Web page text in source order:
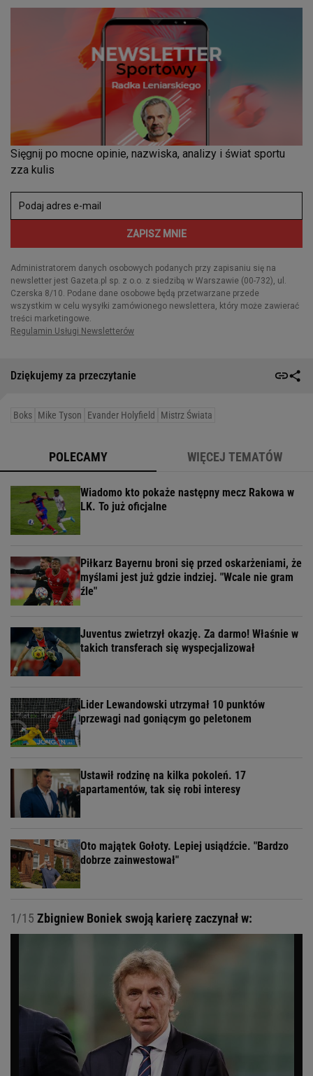
Dziękujemy za przeczytanie
Boks Mike Tyson Evander Holyfield Mistrz Świata
POLECAMY WIĘCEJ TEMATÓW
Wiadomo kto pokaże następny mecz Rakowa w
LK. To już oficjalne
Piłkarz Bayernu broni się przed oskarżeniami, że
myślami jest już gdzie indziej. "Wcale nie gram
źle"
Juventus zwietrzył okazję. Za darmo! Właśnie w
takich transferach się wyspecjalizował
Lider Lewandowski utrzymał 10 punktów
przewagi nad goniącym go peletonem
Ustawił rodzinę na kilka pokoleń. 17
apartamentów, tak się robi interesy
Oto majątek Gołoty. Lepiej usiądźcie. "Bardzo
dobrze zainwestował"
1/15 Zbigniew Boniek swoją karierę zaczynał w: